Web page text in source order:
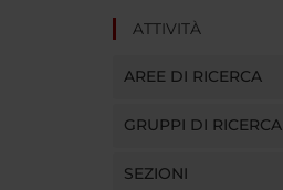
ATTIVITÀ
AREE DI RICERCA
GRUPPI DI RICERCA
SEZIONI